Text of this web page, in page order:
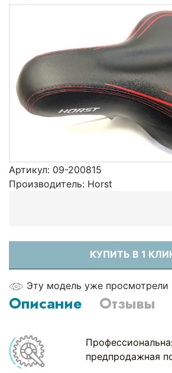
Артикул: 09-200815
Производитель: Horst
КУПИТЬ В 1
Эту модель уже просмотрели
Описание Отзывы
предпродажная